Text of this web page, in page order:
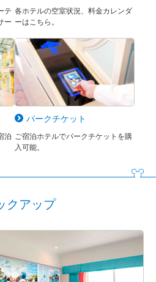
テ
ー
各ホテルの空室状況、料金カレンダ
ーはこちら。
泊
パークチケット
ご宿泊ホテルでパークチケットを購
入可能。
クアップ